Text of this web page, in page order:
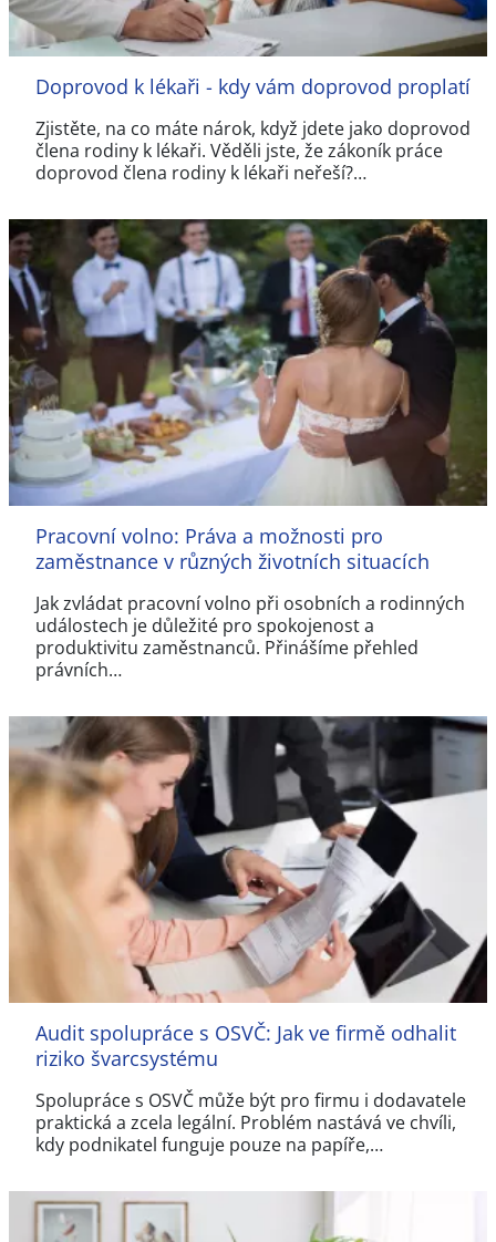
Doprovod k lékaři - kdy vám doprovod proplatí
Zjistěte, na co máte nárok, když jdete jako doprovod
člena rodiny k lékaři. Věděli jste, že zákoník práce
doprovod člena rodiny k lékaři neřeší?…
Pracovní volno: Práva a možnosti pro
zaměstnance v různých životních situacích
Jak zvládat pracovní volno při osobních a rodinných
událostech je důležité pro spokojenost a
produktivitu zaměstnanců. Přinášíme přehled
právních…
Audit spolupráce s OSVČ: Jak ve firmě odhalit
riziko švarcsystému
Spolupráce s OSVČ může být pro firmu i dodavatele
praktická a zcela legální. Problém nastává ve chvíli,
kdy podnikatel funguje pouze na papíře,…